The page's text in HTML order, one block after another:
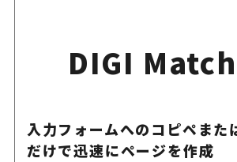
DIGI
入力フォームへのコピペまた
だけで迅速にページを作成